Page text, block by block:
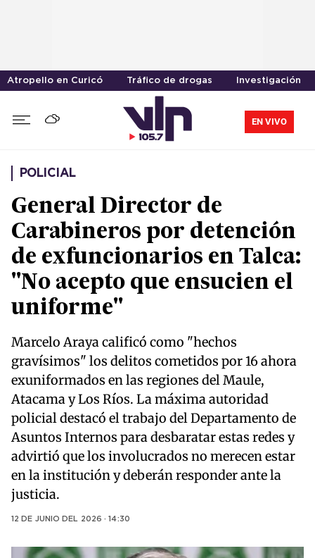
Atropello en Curicó Tráfico de drogas Investigación
EN VIVO
POLICIAL
General Director de
Carabineros por detención
de exfuncionarios en Talca:
"No acepto que ensucien el
uniforme"
Marcelo Araya calificó como "hechos
gravísimos" los delitos cometidos por 16 ahora
exuniformados en las regiones del Maule,
Atacama y Los Ríos. La máxima autoridad
policial destacó el trabajo del Departamento de
Asuntos Internos para desbaratar estas redes y
advirtió que los involucrados no merecen estar
en la institución y deberán responder ante la
justicia.
12 DE JUNIO DEL 2026 · 14:30